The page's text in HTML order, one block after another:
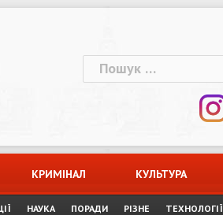
Пошук:
КРИМІНАЛ КУЛЬТУРА
НАУКА ПОРАДИ РІЗНЕ ТЕХНОЛОГІЇ